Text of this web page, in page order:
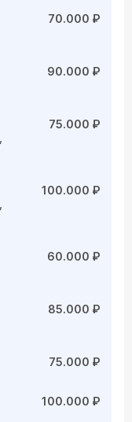
70.000 ₽
90.000 ₽
75.000 ₽
100.000 ₽
60.000 ₽
85.000 ₽
75.000 ₽
100.000 ₽